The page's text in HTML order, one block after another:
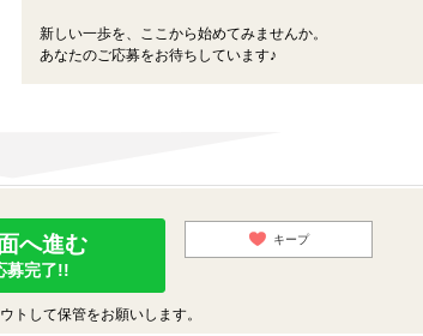
新しい一歩を、ここから始めてみませんか。
あなたのご応募をお待ちしています♪
へ進む
募完了!!
キープ
トして保管をお願いします。